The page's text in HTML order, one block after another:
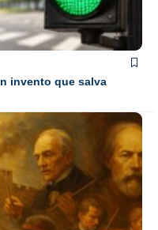
invento que salva